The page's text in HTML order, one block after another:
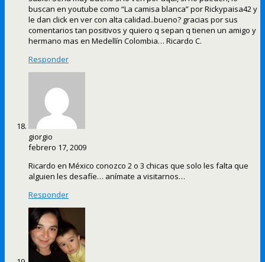
buscan en youtube como “La camisa blanca” por Rickypaisa42 y
le dan click en ver con alta calidad..bueno? gracias por sus
comentarios tan positivos y quiero q sepan q tienen un amigo y
hermano mas en Medellín Colombia… Ricardo C.
Responder
giorgio
febrero 17, 2009
Ricardo en México conozco 2 o 3 chicas que solo les falta que
alguien les desafíe… anímate a visitarnos…
Responder